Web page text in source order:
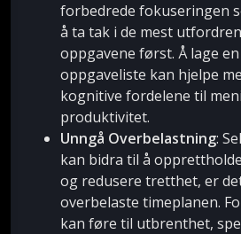
forbedrede fokuseringen
å ta tak i de mest
oppgavene først. Å lage
oppgaveliste kan hjelpe
kognitive fordelene til
produktivitet.
Unngå Overbelastning:
kan bidra til å
og redusere tretthet, er
overbelaste timeplanen.
kan føre til utbrenthet,